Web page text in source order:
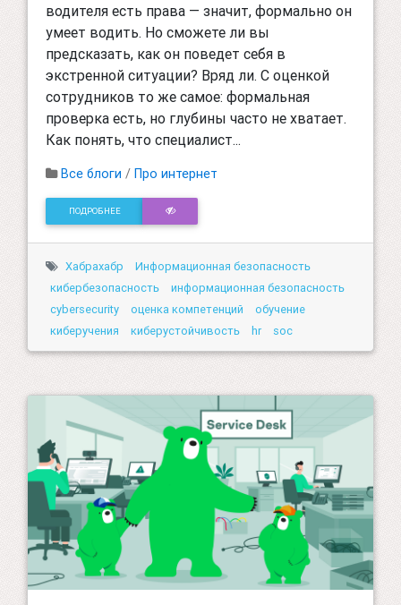
водителя есть права — значит, формально он
умеет водить. Но сможете ли вы
предсказать, как он поведет себя в
экстренной ситуации? Вряд ли. С оценкой
сотрудников то же самое: формальная
проверка есть, но глубины часто не хватает.
Как понять, что специалист...
Все блоги / Про интернет
ПОДРОБНЕЕ
Хабрахабр
Информационная безопасность
кибербезопасность
информационная безопасность
cybersecurity
оценка компетенций
обучение
киберучения
киберустойчивость hr soc